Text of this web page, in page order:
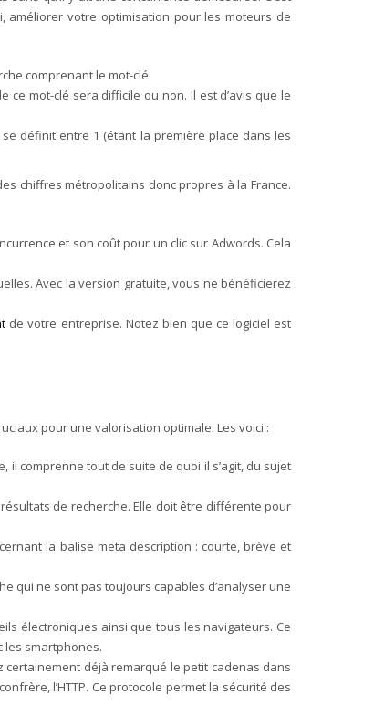
votre optimisation pour les moteurs de
comprenant le mot-clé
mot-clé sera difficile ou non. Il est d’avis que le
définit entre 1 (étant la première place dans les
chiffres métropolitains donc propres à la France.
et son coût pour un clic sur Adwords. Cela
Avec la version gratuite, vous ne bénéficierez
de votre entreprise. Notez bien que ce logiciel est
pour une valorisation optimale. Les voici :
il comprenne tout de suite de quoi il s’agit, du sujet
de recherche. Elle doit être différente pour
la balise meta description : courte, brève et
qui ne sont pas toujours capables d’analyser une
électroniques ainsi que tous les navigateurs. Ce
les smartphones.
certainement déjà remarqué le petit cadenas dans
l’HTTP. Ce protocole permet la sécurité des